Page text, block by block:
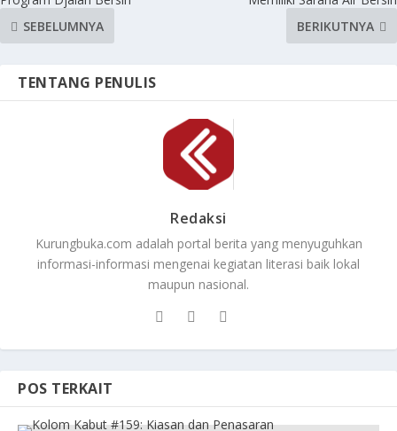
SEBELUMNYA
BERIKUTNYA
TENTANG PENULIS
Redaksi
Kurungbuka.com adalah portal berita yang menyuguhkan
informasi-informasi mengenai kegiatan literasi baik lokal
maupun nasional.
POS TERKAIT